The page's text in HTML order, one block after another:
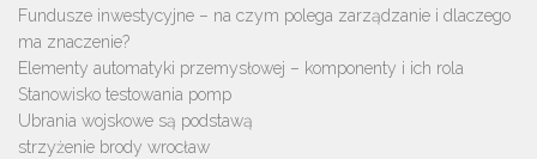
Fundusze inwestycyjne – na czym polega zarządzanie i dlaczego
ma znaczenie?
Elementy automatyki przemysłowej – komponenty i ich rola
Stanowisko testowania pomp
Ubrania wojskowe są podstawą
strzyżenie brody wrocław